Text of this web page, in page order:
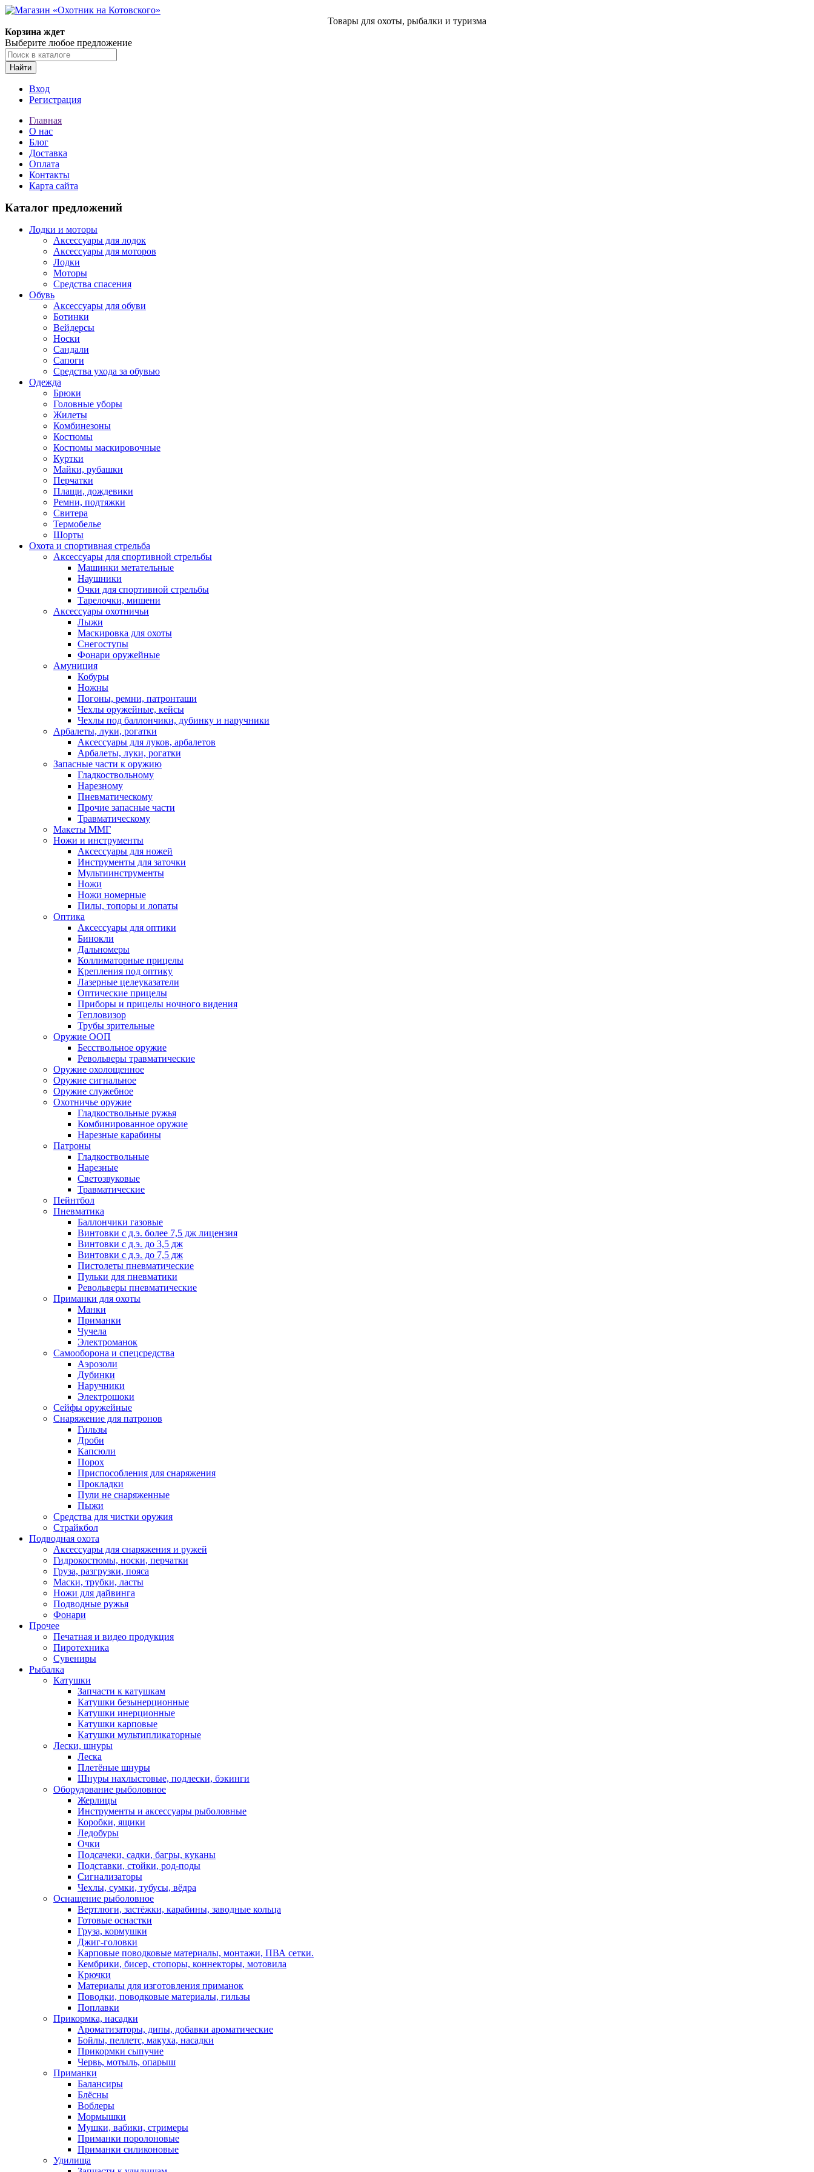
Товары для охоты, рыбалки и туризма
Корзина ждет
Выберите любое предложение
Найти
Вход
Регистрация
Главная
О нас
Блог
Доставка
Оплата
Контакты
Карта сайта
Каталог предложений
Лодки и моторы
Аксессуары для лодок
Аксессуары для моторов
Лодки
Моторы
Средства спасения
Обувь
Аксессуары для обуви
Ботинки
Вейдерсы
Носки
Сандали
Сапоги
Средства ухода за обувью
Одежда
Брюки
Головные уборы
Жилеты
Комбинезоны
Костюмы
Костюмы маскировочные
Куртки
Майки, рубашки
Перчатки
Плащи, дождевики
Ремни, подтяжки
Свитера
Термобелье
Шорты
Охота и спортивная стрельба
Аксессуары для спортивной стрельбы
Машинки метательные
Наушники
Очки для спортивной стрельбы
Тарелочки, мишени
Аксессуары охотничьи
Лыжи
Маскировка для охоты
Снегоступы
Фонари оружейные
Амуниция
Кобуры
Ножны
Погоны, ремни, патронташи
Чехлы оружейные, кейсы
Чехлы под баллончики, дубинку и наручники
Арбалеты, луки, рогатки
Аксессуары для луков, арбалетов
Арбалеты, луки, рогатки
Запасные части к оружию
Гладкоствольному
Нарезному
Пневматическому
Прочие запасные части
Травматическому
Макеты ММГ
Ножи и инструменты
Аксессуары для ножей
Инструменты для заточки
Мультиинструменты
Ножи
Ножи номерные
Пилы, топоры и лопаты
Оптика
Аксессуары для оптики
Бинокли
Дальномеры
Коллиматорные прицелы
Крепления под оптику
Лазерные целеуказатели
Оптические прицелы
Приборы и прицелы ночного видения
Тепловизор
Трубы зрительные
Оружие ООП
Бесствольное оружие
Револьверы травматические
Оружие охолощенное
Оружие сигнальное
Оружие служебное
Охотничье оружие
Гладкоствольные ружья
Комбинированное оружие
Нарезные карабины
Патроны
Гладкоствольные
Нарезные
Светозвуковые
Травматические
Пейнтбол
Пневматика
Баллончики газовые
Винтовки с д.э. более 7,5 дж лицензия
Винтовки с д.э. до 3,5 дж
Винтовки с д.э. до 7,5 дж
Пистолеты пневматические
Пульки для пневматики
Револьверы пневматические
Приманки для охоты
Манки
Приманки
Чучела
Электроманок
Самооборона и спецсредства
Аэрозоли
Дубинки
Наручники
Электрошоки
Сейфы оружейные
Снаряжение для патронов
Гильзы
Дроби
Капсюли
Порох
Приспособления для снаряжения
Прокладки
Пули не снаряженные
Пыжи
Средства для чистки оружия
Страйкбол
Подводная охота
Аксессуары для снаряжения и ружей
Гидрокостюмы, носки, перчатки
Груза, разгрузки, пояса
Маски, трубки, ласты
Ножи для дайвинга
Подводные ружья
Фонари
Прочее
Печатная и видео продукция
Пиротехника
Сувениры
Рыбалка
Катушки
Запчасти к катушкам
Катушки безынерционные
Катушки инерционные
Катушки карповые
Катушки мультипликаторные
Лески, шнуры
Леска
Плетёные шнуры
Шнуры нахлыстовые, подлески, бэкинги
Оборудование рыболовное
Жерлицы
Инструменты и аксессуары рыболовные
Коробки, ящики
Ледобуры
Очки
Подсачеки, садки, багры, куканы
Подставки, стойки, род-поды
Сигнализаторы
Чехлы, сумки, тубусы, вёдра
Оснащение рыболовное
Вертлюги, застёжки, карабины, заводные кольца
Готовые оснастки
Груза, кормушки
Джиг-головки
Карповые поводковые материалы, монтажи, ПВА сетки.
Кембрики, бисер, стопоры, коннекторы, мотовила
Крючки
Материалы для изготовления приманок
Поводки, поводковые материалы, гильзы
Поплавки
Прикормка, насадки
Ароматизаторы, дипы, добавки ароматические
Бойлы, пеллетс, макуха, насадки
Прикормки сыпучие
Червь, мотыль, опарыш
Приманки
Балансиры
Блёсны
Воблеры
Мормышки
Мушки, вабики, стримеры
Приманки поролоновые
Приманки силиконовые
Удилища